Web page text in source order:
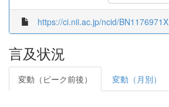
https://ci.nii.ac.jp/ncid/BN1176971X
言及状況
変動（ピーク前後） 変動（月別）